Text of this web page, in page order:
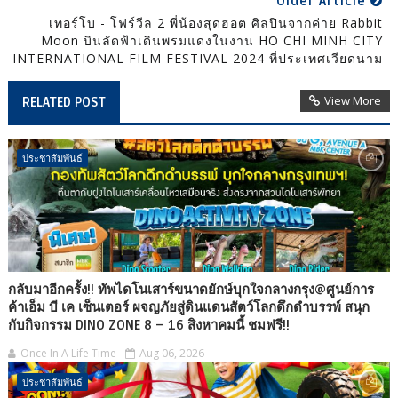
เทอร์โบ - โฟร์วีล 2 พี่น้องสุดฮอต ศิลปินจากค่าย Rabbit
Moon บินลัดฟ้าเดินพรมแดงในงาน HO CHI MINH CITY
INTERNATIONAL FILM FESTIVAL 2024 ที่ประเทศเวียดนาม
RELATED POST View More
ประชาสัมพันธ์
กลับมาอีกครั้ง!! ทัพไดโนเสาร์ขนาดยักษ์บุกใจกลางกรุง@ศูนย์การ
ค้าเอ็ม บี เค เซ็นเตอร์ ผจญภัยสู่ดินแดนสัตว์โลกดึกดำบรรพ์ สนุก
กับกิจกรรม DINO ZONE 8 – 16 สิงหาคมนี้ ชมฟรี!!
Once In A Life Time Aug 06, 2026
ประชาสัมพันธ์